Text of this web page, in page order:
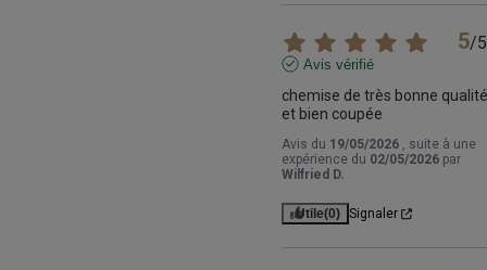
5/5
Avis vérifié
chemise de très bonne qualité
et bien coupée
Avis du 19/05/2026 , suite à une
expérience du 02/05/2026 par
Wilfried D.
Utile(0) Signaler